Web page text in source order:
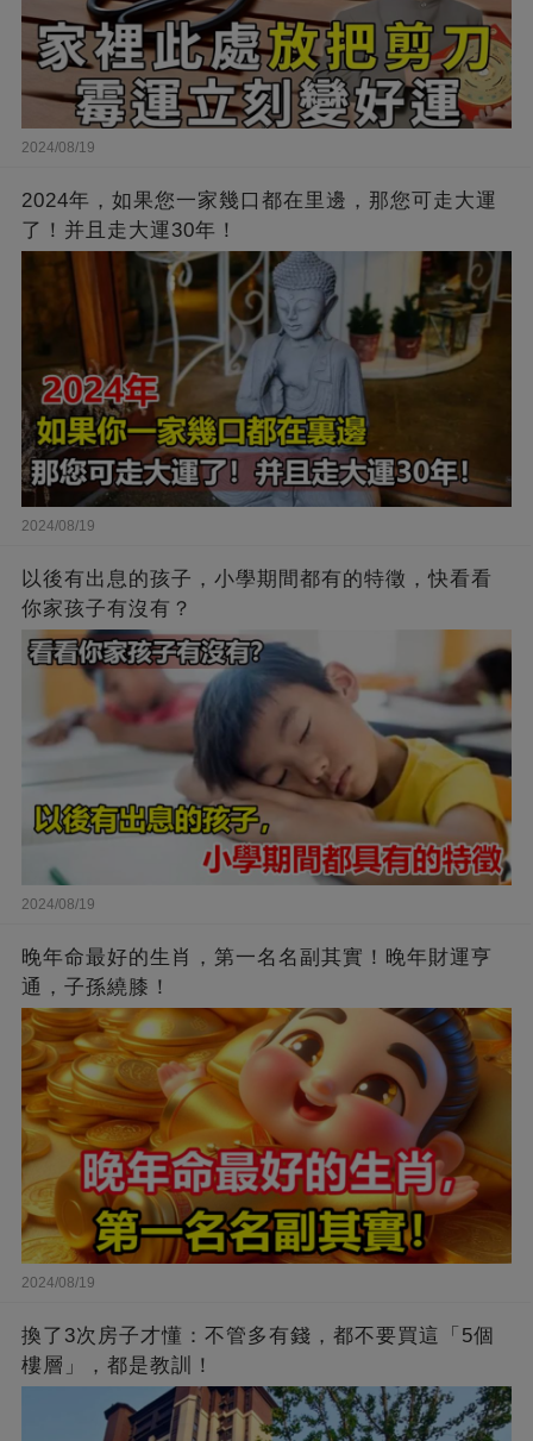
2024/08/19
2024年，如果您一家幾口都在里邊，那您可走大運
了！并且走大運30年！
2024/08/19
以後有出息的孩子，小學期間都有的特徵，快看看
你家孩子有沒有？
2024/08/19
晚年命最好的生肖，第一名名副其實！晚年財運亨
通，子孫繞膝！
2024/08/19
換了3次房子才懂：不管多有錢，都不要買這「5個
樓層」，都是教訓！